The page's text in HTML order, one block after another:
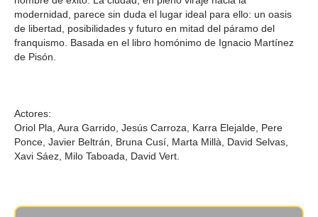
modernidad, parece sin duda el lugar ideal para ello: un oasis
de libertad, posibilidades y futuro en mitad del páramo del
franquismo. Basada en el libro homónimo de Ignacio Martínez
de Pisón.
Actores:
Oriol Pla, Aura Garrido, Jesús Carroza, Karra Elejalde, Pere
Ponce, Javier Beltrán, Bruna Cusí, Marta Millà, David Selvas,
Xavi Sáez, Milo Taboada, David Vert.